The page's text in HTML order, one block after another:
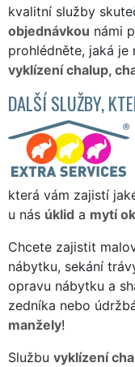
kvalitní služby
objednávkou námi
prohlédněte, jaká je
vyklízení chalup,
DALŠÍ SLUŽBY,
která vám zajistí
u nás úklid a mytí
Chcete zajistit
nábytku, sekání
opravu nábytku a
zedníka nebo
manžely!
Službu vyklízení